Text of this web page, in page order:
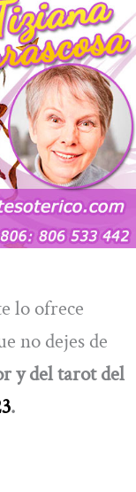
lo ofrece
no dejes de
y del tarot del
.